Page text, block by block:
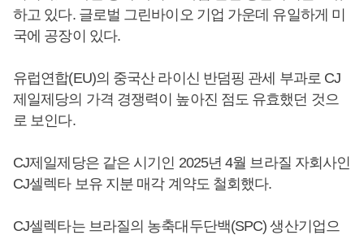
하고 있다. 글로벌 그린바이오 기업 가운데 유일하게 미
국에 공장이 있다.
유럽연합(EU)의 중국산 라이신 반덤핑 관세 부과로 CJ
제일제당의 가격 경쟁력이 높아진 점도 유효했던 것으
로 보인다.
CJ제일제당은 같은 시기인 2025년 4월 브라질 자회사인
CJ셀렉타 보유 지분 매각 계약도 철회했다.
CJ셀렉타는 브라질의 농축대두단백(SPC) 생산기업으